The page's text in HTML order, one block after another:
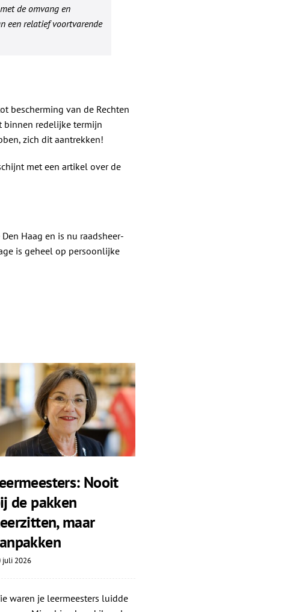
de omvang en
een relatief voortvarende
bescherming van de Rechten
binnen redelijke termijn
zich dit aantrekken!
met een artikel over de
Haag en is nu raadsheer-
is geheel op persoonlijke
Nooit
de pakken
maar
juli 2026
waren je leermeesters luidde